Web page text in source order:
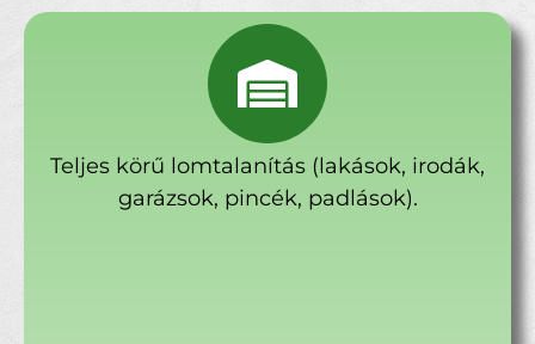
Teljes körű lomtalanítás (lakások, irodák,
garázsok, pincék, padlások).